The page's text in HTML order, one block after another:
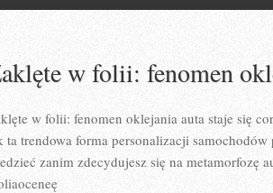
w folii: fenomen
w folii: fenomen oklejania auta staje się
ta trendowa forma personalizacji
zanim zdecydujesz się na metamorfozę